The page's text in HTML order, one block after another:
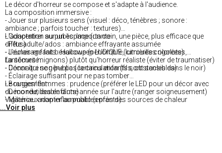
Le décor d'horreur se compose et s'adapte à l'audience.
La composition immersive :
- Jouer sur plusieurs sens (visuel : déco, ténèbres ; sonore :
ambiance ; parfois toucher : textures)
- Concentrer sur un espace (un coin, une pièce, plus efficace que
diffus)
- L'éclairage fait beaucoup (pénombre, lumières colorées)
L'adaptation au public. Importante :
- Fête adulte/ados : ambiance effrayante assumée
- Jeunes enfants : Halloween LUDIQUE (citrouilles rigolotes,
fantômes mignons) plutôt qu'horreur réaliste (éviter de traumatiser)
- Connaître son public (certains enfants sont sensibles)
La sécurité :
- Décor qui ne gêne pas la circulation (fils, obstacles dans le noir)
- Éclairage suffisant pour ne pas tomber
- Bougies/flammes : prudence (préférer le LED pour un décor avec
du monde, des enfants)
- Matériaux non inflammables près des sources de chaleur
Le rangement :
- Déco réutilisable d'une année sur l'autre (ranger soigneusement)
Vigilance : adapter au public (enfants).
...Voir plus